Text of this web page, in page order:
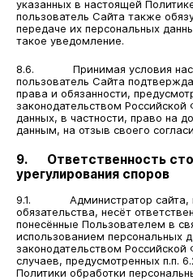
указанных в настоящей
пользователь Сайта также
передаче их персональных
такое уведомление.
8.6. Принимая условия
пользователь Сайта
права и обязанности,
законодательством
данных, в частности, право на
данным, на отзыв своего
9. Ответственность
урегулирования споров
9.1. Администратор сайта,
обязательства, несёт
понесённые Пользователем в
использованием персональных
законодательством
случаев, предусмотренных п.п.
Политики обработки